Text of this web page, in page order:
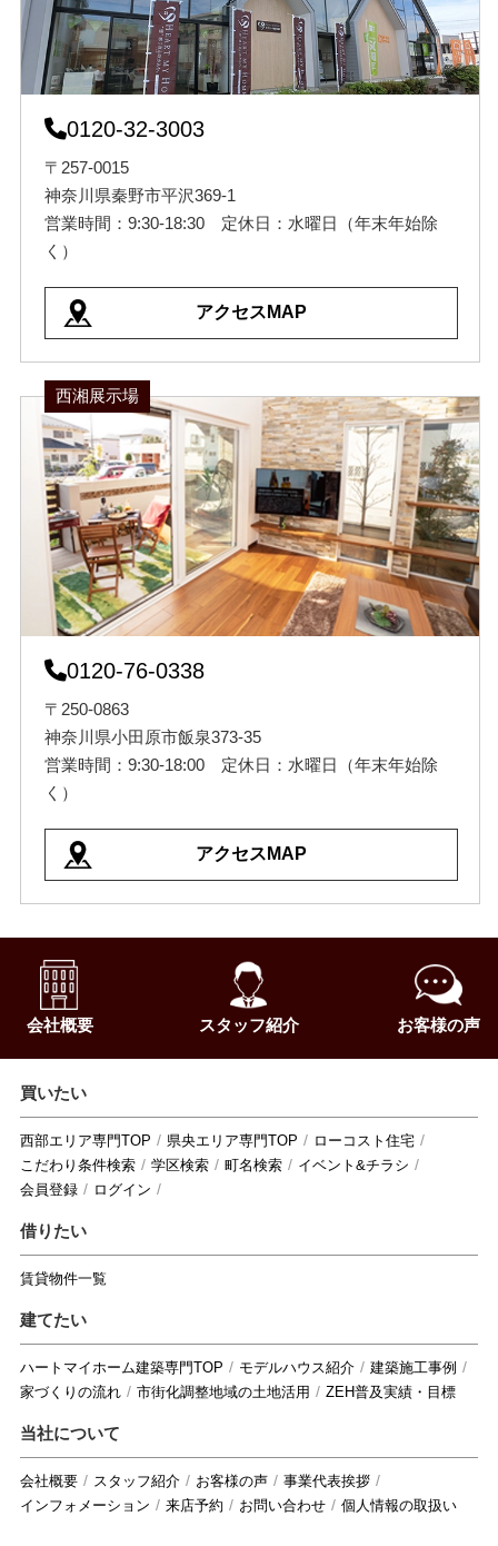
0120-32-3003
〒257-0015
神奈川県秦野市平沢369-1
営業時間：9:30-18:30 定休日：水曜日（年末年始除
く）
アクセスMAP
西湘展示場
0120-76-0338
〒250-0863
神奈川県小田原市飯泉373-35
営業時間：9:30-18:00 定休日：水曜日（年末年始除
く）
アクセスMAP
会社概要 スタッフ紹介 お客様の声
買いたい
西部エリア専門TOP 県央エリア専門TOP
ローコスト住宅
こだわり条件検索
学区検索 町名検索
イベント&チラシ
会員登録
ログイン
借りたい
賃貸物件一覧
建てたい
ハートマイホーム建築専門TOP モデルハウス紹介
建築施工事例
家づくりの流れ
市街化調整地域の土地活用 ZEH普及実績・目標
当社について
会社概要 スタッフ紹介 お客様の声
事業代表挨拶
インフォメーション
来店予約 お問い合わせ 個人情報の取扱い